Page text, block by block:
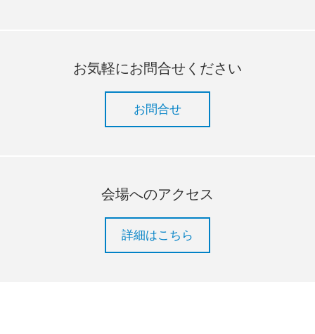
お気軽にお問合せください
お問合せ
会場へのアクセス
詳細はこちら